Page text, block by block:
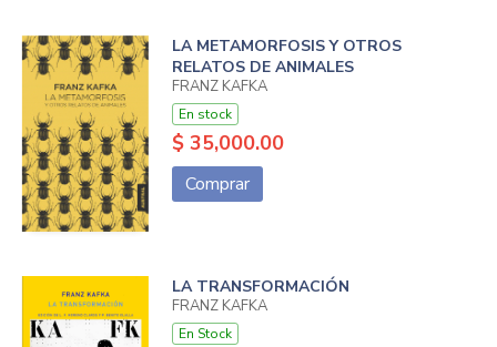
LA METAMORFOSIS Y OTROS
RELATOS DE ANIMALES
FRANZ KAFKA
En stock
$ 35,000.00
Comprar
LA TRANSFORMACIÓN
FRANZ KAFKA
En Stock